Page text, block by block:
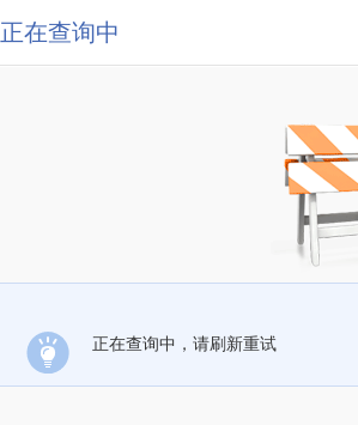
正在查询中
正在查询中，请刷新重试